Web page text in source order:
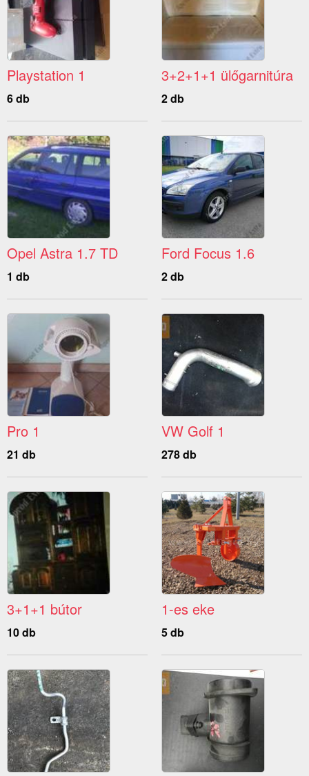
Playstation 1
6 db
3+2+1+1 ülőgarnitúra
2 db
Opel Astra 1.7 TD
1 db
Ford Focus 1.6
2 db
Pro 1
21 db
VW Golf 1
278 db
3+1+1 bútor
10 db
1-es eke
5 db